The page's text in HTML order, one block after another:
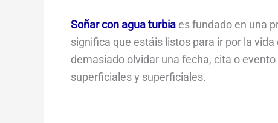
Soñar con agua turbia es fundado en una
significa que estáis listos para ir por la
demasiado olvidar una fecha, cita o
superficiales y superficiales.